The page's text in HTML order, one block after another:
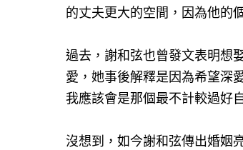
的丈夫更大的空間，因為他的
過去，謝和弦也曾發文表明想
愛，她事後解釋是因為希望深
我應該會是那個最不計較過好
沒想到，如今謝和弦傳出婚姻